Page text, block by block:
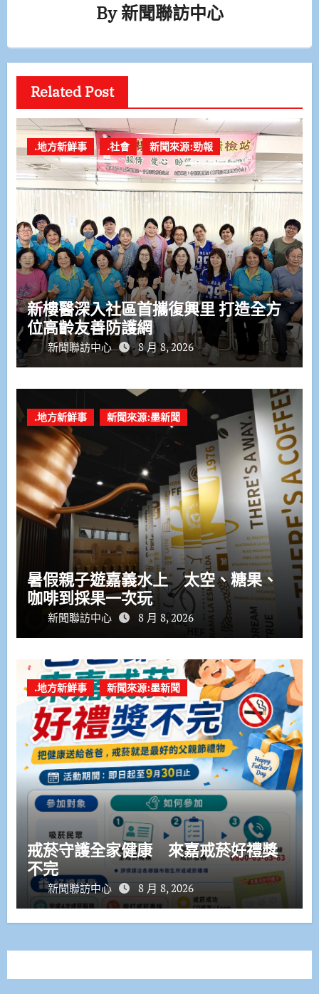
By新聞聯訪中心
Related Post
.地方新鮮事 .社會 新聞來源:勁報
新樓醫深入社區首攜復興里 打造全方
位高齡友善防護網
新聞聯訪中心 8 月 8, 2026
.地方新鮮事 新聞來源:墨新聞
暑假親子遊嘉義水上 太空、糖果、
咖啡到採果一次玩
新聞聯訪中心 8 月 8, 2026
.地方新鮮事 新聞來源:墨新聞
戒菸守護全家健康 來嘉戒菸好禮獎
不完
新聞聯訪中心 8 月 8, 2026